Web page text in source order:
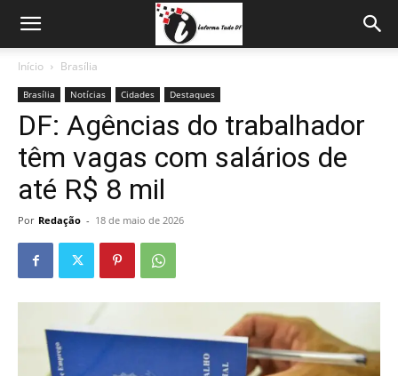
Início Brasília
Brasília Notícias Cidades Destaques
DF: Agências do trabalhador
têm vagas com salários de
até R$ 8 mil
Por Redação - 18 de maio de 2026